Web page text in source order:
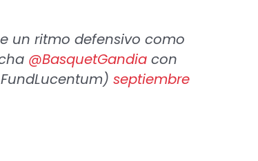
un ritmo defensivo como
@BasquetGandiacon
septiembre